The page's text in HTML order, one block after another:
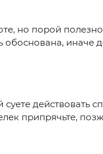
но порой полезно
иначе
действовать
припрячьте,